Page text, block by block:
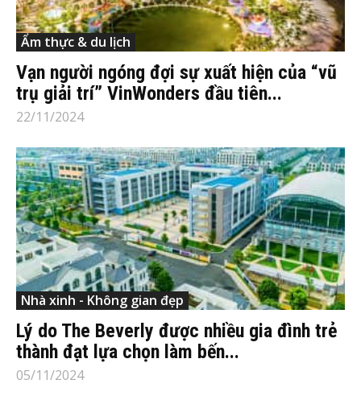
Ẩm thực & du lịch
Vạn người ngóng đợi sự xuất hiện của “vũ
trụ giải trí” VinWonders đầu tiên...
22/11/2024
Nhà xinh - Không gian đẹp
Lý do The Beverly được nhiều gia đình trẻ
thành đạt lựa chọn làm bến...
05/11/2024